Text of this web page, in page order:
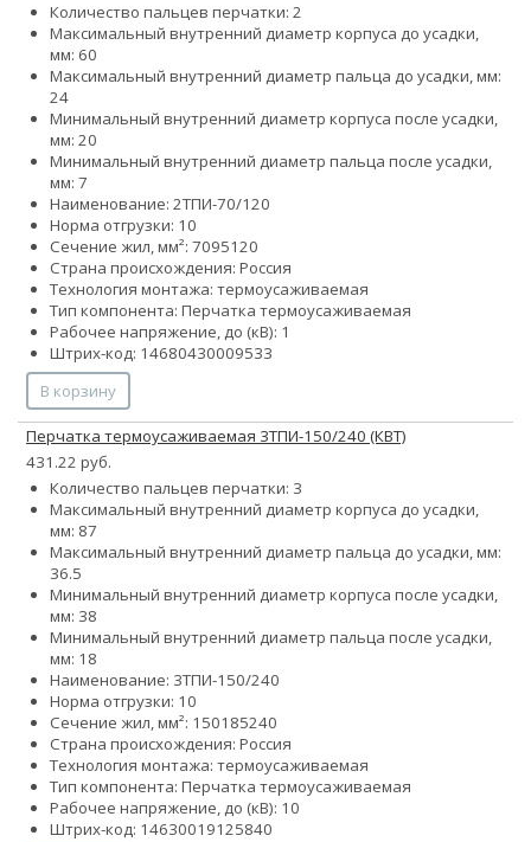
Количество пальцев перчатки: 2
Максимальный внутренний диаметр корпуса до усадки,
мм: 60
Максимальный внутренний диаметр пальца до усадки, мм:
24
Минимальный внутренний диаметр корпуса после усадки,
мм: 20
Минимальный внутренний диаметр пальца после усадки,
мм: 7
Наименование: 2ТПИ-70/120
Норма отгрузки: 10
Сечение жил, мм²: 7095120
Страна происхождения: Россия
Технология монтажа: термоусаживаемая
Тип компонента: Перчатка термоусаживаемая
Рабочее напряжение, до (кВ): 1
Штрих-код: 14680430009533
В корзину
Перчатка термоусаживаемая 3ТПИ-150/240 (КВТ)
431.22 руб.
Количество пальцев перчатки: 3
Максимальный внутренний диаметр корпуса до усадки,
мм: 87
Максимальный внутренний диаметр пальца до усадки, мм:
36.5
Минимальный внутренний диаметр корпуса после усадки,
мм: 38
Минимальный внутренний диаметр пальца после усадки,
мм: 18
Наименование: 3ТПИ-150/240
Норма отгрузки: 10
Сечение жил, мм²: 150185240
Страна происхождения: Россия
Технология монтажа: термоусаживаемая
Тип компонента: Перчатка термоусаживаемая
Рабочее напряжение, до (кВ): 10
Штрих-код: 14630019125840